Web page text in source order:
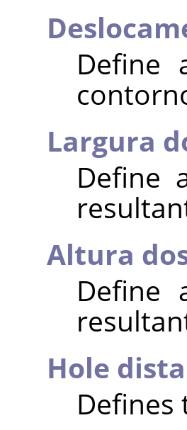
Define
Largura
Define
Altura
Define
Hole
Defines